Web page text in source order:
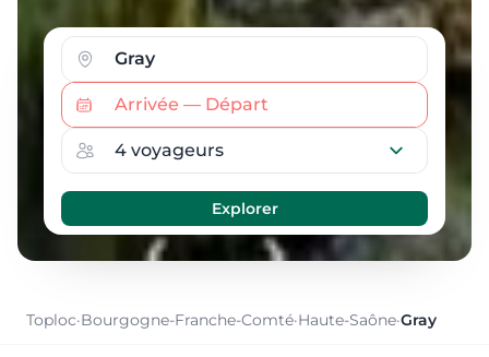
Toploc·Bourgogne-Franche-Comté·Haute-Saône·Gray